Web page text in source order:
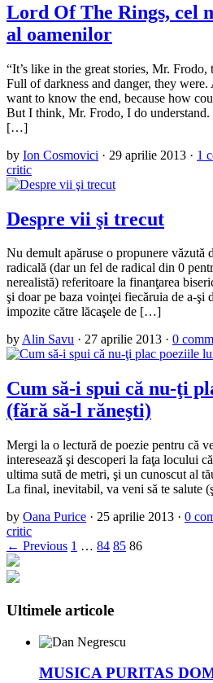
Lord Of The Rings, cel
al oamenilor
“It’s like in the great stories, Mr. Frodo,
Full of darkness and danger, they
want to know the end, because how
But I think, Mr. Frodo, I do
[…]
by Ion Cosmovici · 29 aprilie 2013 · 1
critic
Despre vii şi trecut
Nu demult apăruse o propunere văzută
radicală (dar un fel de radical din 0
nerealistă) referitoare la finanţarea
şi doar pe baza voinţei fiecăruia de a-şi
impozite către lăcaşele de […]
byAlin Savu · 27 aprilie 2013 · 0
Cum să-i spui că nu-ţi
(fără să-l răneşti)
Mergi la o lectură de poezie pentru că
interesează şi descoperi la faţa locului
ultima sută de metri, şi un cunoscut al
La final, inevitabil, va veni să te salute
by Oana Purice · 25 aprilie 2013 · 0
critic
← Previous 1 … 84 85 86
Ultimele articole
MUSICA PURITAS